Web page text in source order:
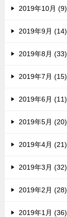
2019年10月 (9)
2019年9月 (14)
2019年8月 (33)
2019年7月 (15)
2019年6月 (11)
2019年5月 (20)
2019年4月 (21)
2019年3月 (32)
2019年2月 (28)
2019年1月 (36)